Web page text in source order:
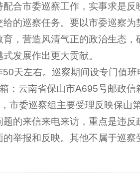
合市委巡察工作，实事求是
的巡察任务。要以市委巡察为
，营造风清气正的政治生态
发展作出更大贡献。
天左右。巡察期间设专门值
云南省保山市A695号邮政信
市委巡察组主要受理反映保山
的来信来电来访，重点是违
举报和反映。其他不属于巡